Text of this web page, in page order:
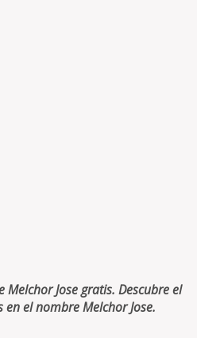
Jose gratis. Descubre el
el nombre Melchor Jose.